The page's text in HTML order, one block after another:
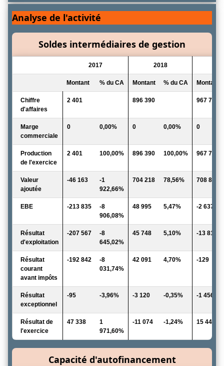
Analyse de l'activité
Soldes intermédiaires de gestion
2017 2018
Montant % du CA Montant % du CA Montant
Chiffre
d'affaires
2 401 896 390 967 733
Marge
commerciale
0 0,00% 0 0,00% 0
Production
de l'exercice
2 401 100,00% 896 390 100,00% 967 733
Valeur
ajoutée
-46 163
-1
922,66%
704 218 78,56% 708 880
EBE -213 835
-8
906,08%
48 995 5,47% -2 637
Résultat
d'exploitation
-207 567
-8
645,02%
45 748 5,10% -13 811
Résultat
courant
avant impôts
-192 842
-8
031,74%
42 091 4,70% -129
Résultat
exceptionnel
-95 -3,96% -3 120 -0,35% -1 456
Résultat de
l'exercice
47 338
1
971,60%
-11 074 -1,24% 15 447
Capacité d'autofinancement